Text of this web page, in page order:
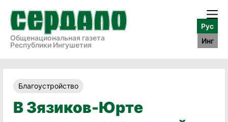
Общенациональная газета
Республики Ингушетия
Рус
Инг
Благоустройство
В Зязиков-Юрте